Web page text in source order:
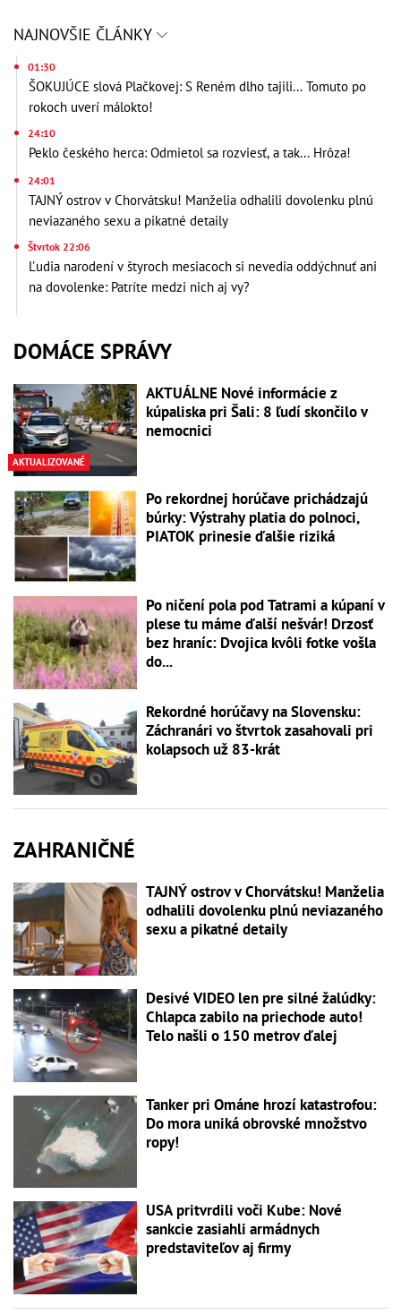
NAJNOVŠIE ČLÁNKY
01:30
ŠOKUJÚCE slová Plačkovej: S Reném dlho tajili... Tomuto po
rokoch uverí málokto!
24:10
Peklo českého herca: Odmietol sa rozviesť, a tak... Hrôza!
24:01
TAJNÝ ostrov v Chorvátsku! Manželia odhalili dovolenku plnú
neviazaného sexu a pikatné detaily
Štvrtok 22:06
Ľudia narodení v štyroch mesiacoch si nevedia oddýchnuť ani
na dovolenke: Patríte medzi nich aj vy?
DOMÁCE SPRÁVY
AKTUALIZOVANÉ
AKTUÁLNE Nové informácie z
kúpaliska pri Šali: 8 ľudí skončilo v
nemocnici
Po rekordnej horúčave prichádzajú
búrky: Výstrahy platia do polnoci,
PIATOK prinesie ďalšie riziká
Po ničení pola pod Tatrami a kúpaní v
plese tu máme ďalší nešvár! Drzosť
bez hraníc: Dvojica kvôli fotke vošla
do...
Rekordné horúčavy na Slovensku:
Záchranári vo štvrtok zasahovali pri
kolapsoch už 83-krát
ZAHRANIČNÉ
TAJNÝ ostrov v Chorvátsku! Manželia
odhalili dovolenku plnú neviazaného
sexu a pikatné detaily
Desivé VIDEO len pre silné žalúdky:
Chlapca zabilo na priechode auto!
Telo našli o 150 metrov ďalej
Tanker pri Ománe hrozí katastrofou:
Do mora uniká obrovské množstvo
ropy!
USA pritvrdili voči Kube: Nové
sankcie zasiahli armádnych
predstaviteľov aj firmy